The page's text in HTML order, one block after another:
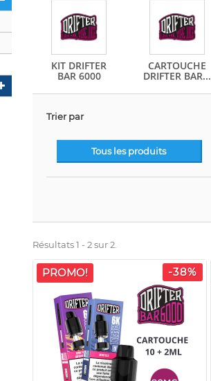
KIT DRIFTER
BAR 6000
CARTOUCHE
DRIFTER BAR...
Trier par
Tous les produits
Résultats 1 - 2 sur 2.
PROMO! -38%